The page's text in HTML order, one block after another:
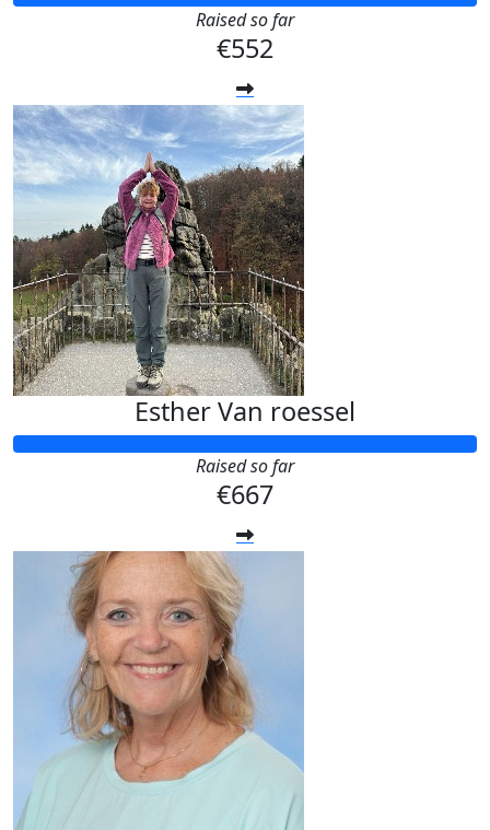
Raised so far
€552
Esther Van roessel
Raised so far
€667